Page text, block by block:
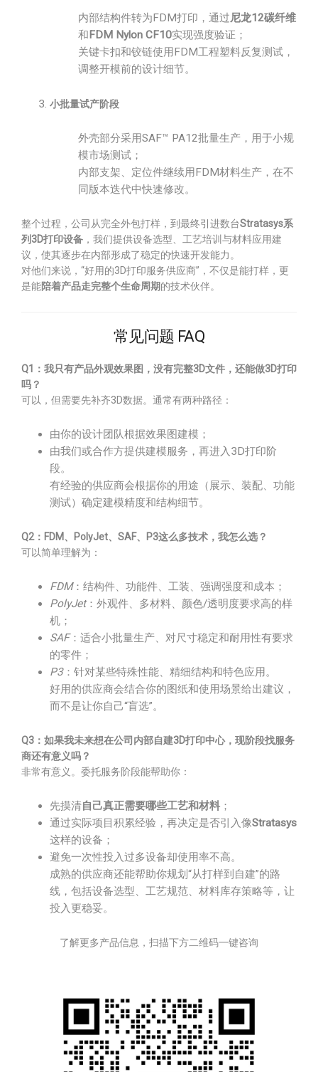
内部结构件转为FDM打印，通过尼龙12碳纤维
和FDM Nylon CF10实现强度验证；
关键卡扣和铰链使用FDM工程塑料反复测试，
调整开模前的设计细节。
小批量试产阶段
外壳部分采用SAF™ PA12批量生产，用于小规
模市场测试；
内部支架、定位件继续用FDM材料生产，在不
同版本迭代中快速修改。
整个过程，公司从完全外包打样，到最终引进数台Stratasys系
列3D打印设备 ，我们提供设备选型、工艺培训与材料应用建
议，使其逐步在内部形成了稳定的快速开发能力。
对他们来说，“好用的3D打印服务供应商”，不仅是能打样，更
是能陪着产品走完整个生命周期的技术伙伴。
常见问题 FAQ
Q1：我只有产品外观效果图，没有完整3D文件，还能做3D打印
吗？
可以，但需要先补齐3D数据。通常有两种路径：
由你的设计团队根据效果图建模；
由我们或合作方提供建模服务，再进入3D打印阶
段。
有经验的供应商会根据你的用途（展示、装配、功能
测试）确定建模精度和结构细节。
Q2：FDM、PolyJet、SAF、P3这么多技术，我怎么选？
可以简单理解为：
FDM：结构件、功能件、工装、强调强度和成本；
PolyJet：外观件、多材料、颜色/透明度要求高的样
机；
SAF：适合小批量生产、对尺寸稳定和耐用性有要求
的零件；
P3：针对某些特殊性能、精细结构和特色应用。
好用的供应商会结合你的图纸和使用场景给出建议，
而不是让你自己“盲选”。
Q3：如果我未来想在公司内部自建3D打印中心，现阶段找服务
商还有意义吗？
非常有意义。委托服务阶段能帮助你：
先摸清自己真正需要哪些工艺和材料 ；
通过实际项目积累经验，再决定是否引入像Stratasys
这样的设备；
避免一次性投入过多设备却使用率不高。
成熟的供应商还能帮助你规划“从打样到自建”的路
线，包括设备选型、工艺规范、材料库存策略等，让
投入更稳妥。
了解更多产品信息，扫描下方二维码一键咨询